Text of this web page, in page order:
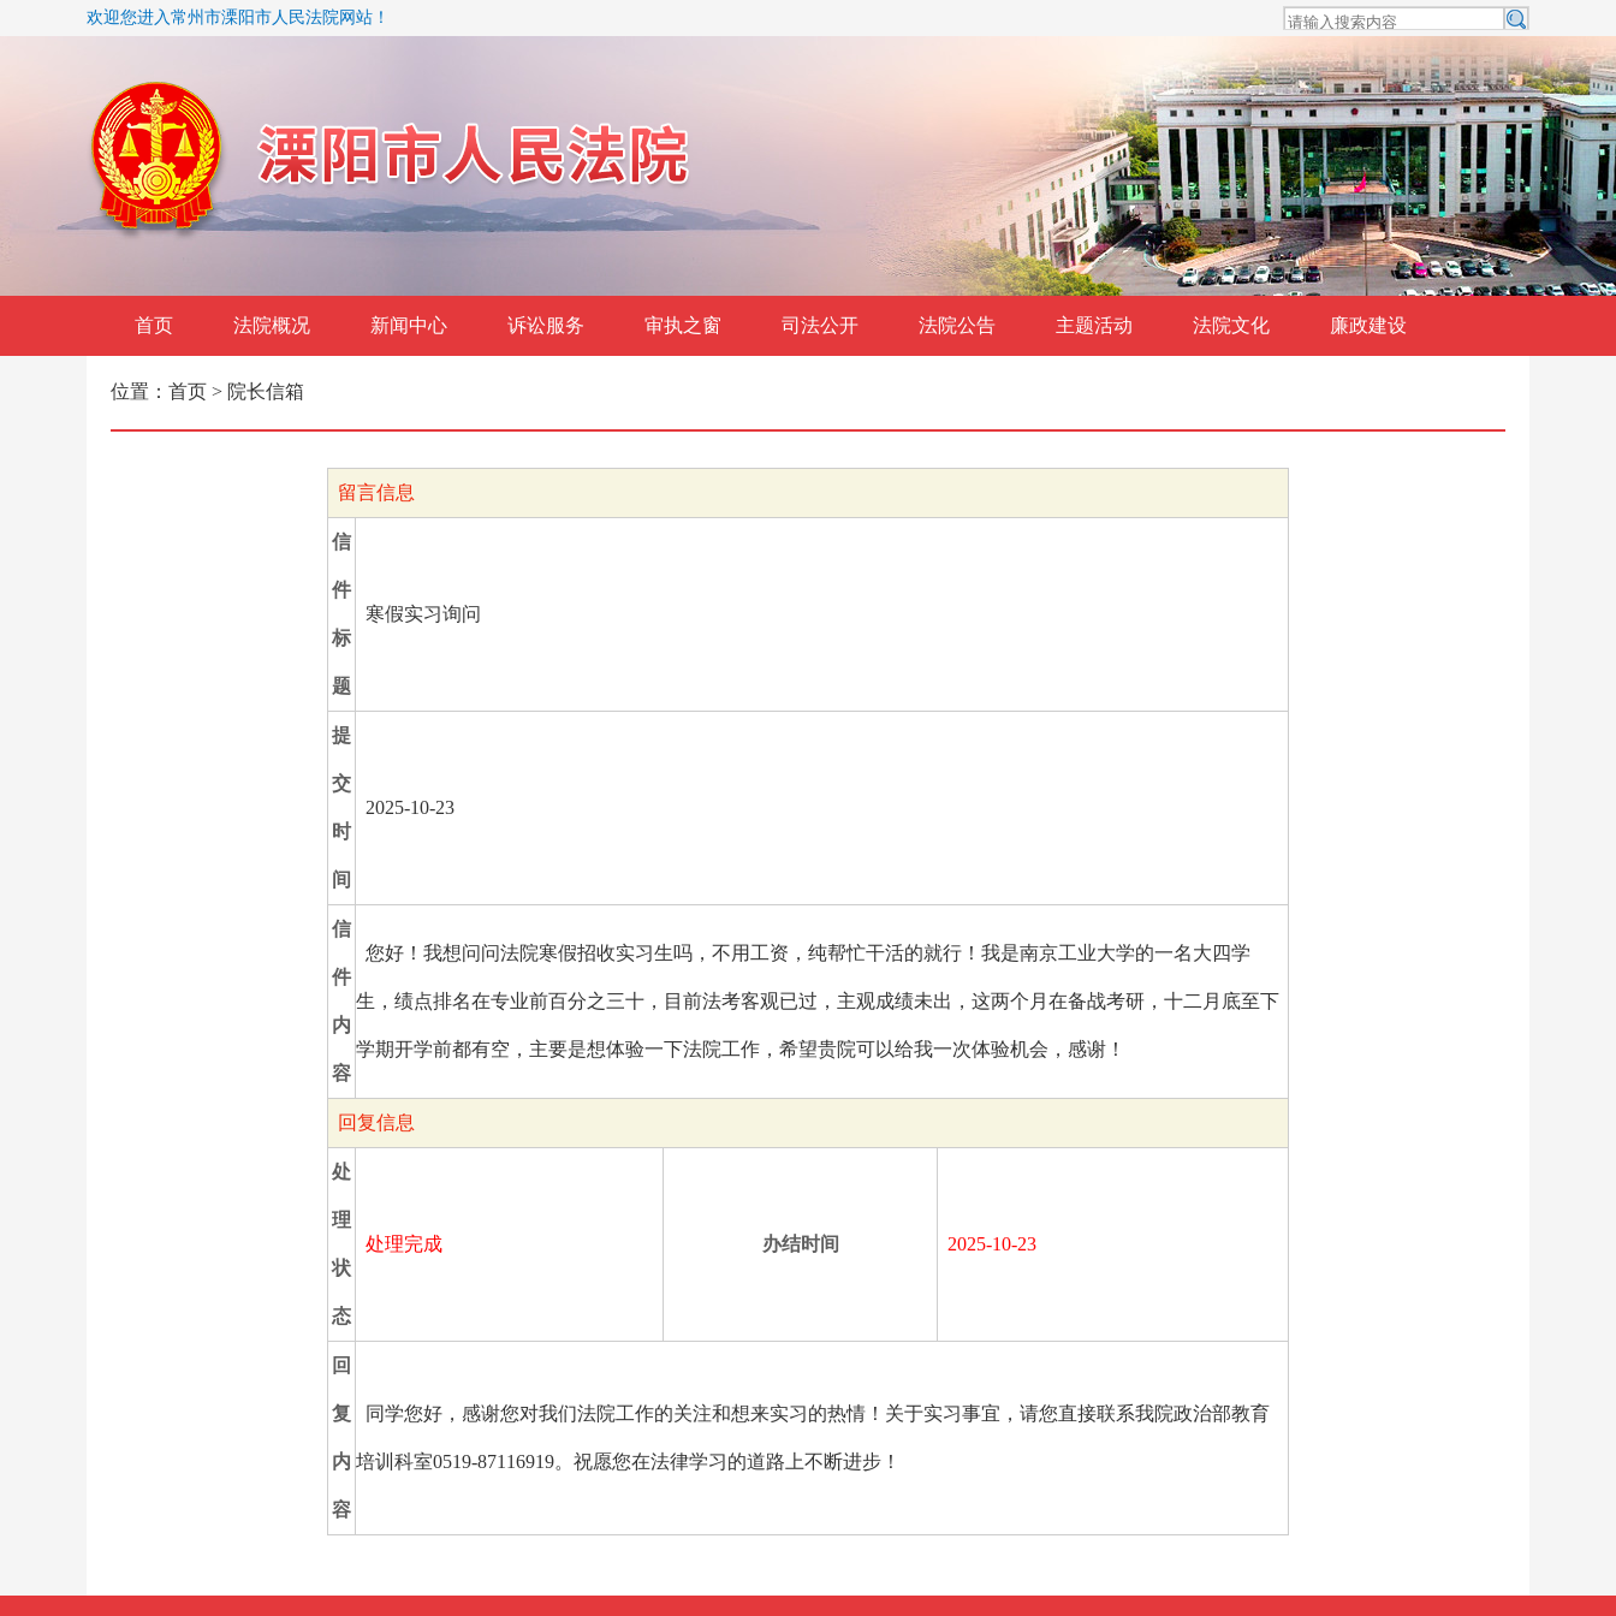
欢迎您进入常州市溧阳市人民法院网站！
首页 法院概况 新闻中心 诉讼服务 审执之窗 司法公开 法院公告 主题活动 法院文化 廉政建设
位置： 首页 > 院长信箱
留言信息
信
件
标
题
寒假实习询问
提
交
时
间
2025-10-23
信
件
内
容
您好！我想问问法院寒假招收实习生吗，不用工资，纯帮忙干活的就行！我是南京工业大学的一名大四学
生，绩点排名在专业前百分之三十，目前法考客观已过，主观成绩未出，这两个月在备战考研，十二月底至下
学期开学前都有空，主要是想体验一下法院工作，希望贵院可以给我一次体验机会，感谢！
回复信息
处
理
状
态
处理完成 办结时间 2025-10-23
回
复
内
容
同学您好，感谢您对我们法院工作的关注和想来实习的热情！关于实习事宜，请您直接联系我院政治部教育
培训科室0519-87116919。祝愿您在法律学习的道路上不断进步！